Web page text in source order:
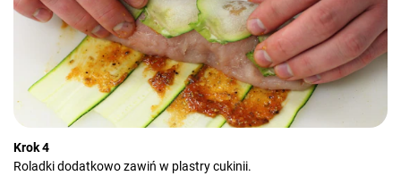
Krok 4
Roladki dodatkowo zawiń w plastry cukinii.